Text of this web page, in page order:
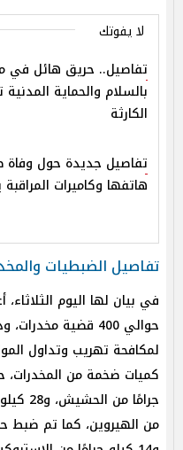
لا يفوتك
تفاصيل.. حريق هائل في
بالسلام والحماية
الكارثة
تفاصيل جديدة حول وفاة
هاتفها وكاميرات
تفاصيل الضبطيات
في بيان لها اليوم
حوالي 400 قضية
لمكافحة تهريب وتداول